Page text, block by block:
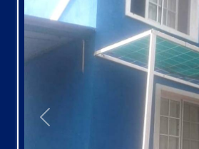
Anterior